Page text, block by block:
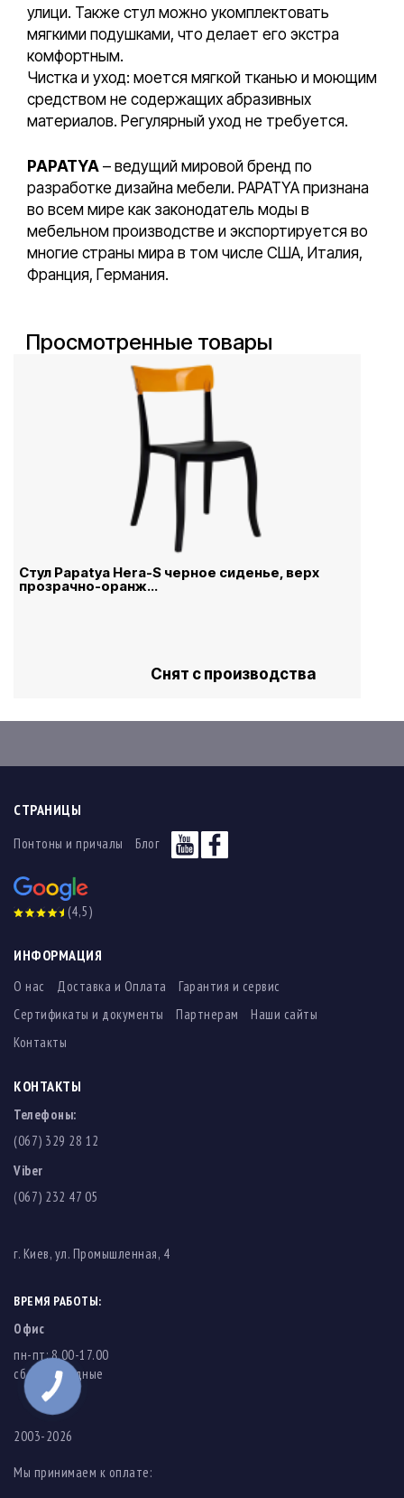
улици. Также стул можно укомплектовать
мягкими подушками, что делает его экстра
комфортным.
Чистка и уход: моется мягкой тканью и моющим
средством не содержащих абразивных
материалов. Регулярный уход не требуется.
PAPATYA – ведущий мировой бренд по
разработке дизайна мебели. PAPATYA признана
во всем мире как законодатель моды в
мебельном производстве и экспортируется во
многие страны мира в том числе США, Италия,
Франция, Германия.
Просмотренные товары
Стул Papatya Hera-S черное сиденье, верх
прозрачно-оранж...
Снят с производства
СТРАНИЦЫ
Понтоны и причалы Блог
(4,5)
ИНФОРМАЦИЯ
О нас Доставка и Оплата
Гарантия и сервис
Сертификаты и документы
Партнерам
Наши сайты
Контакты
КОНТАКТЫ
Телефоны:
(067) 329 28 12
Viber
(067) 232 47 05
г. Киев, ул. Промышленная, 4
ВРЕМЯ РАБОТЫ:
Офис
пн-пт: 8.00-17.00
cб-вс: выходные
2003-2026
Мы принимаем к оплате:
КНОПКА
ЗВ'ЯЗКУ